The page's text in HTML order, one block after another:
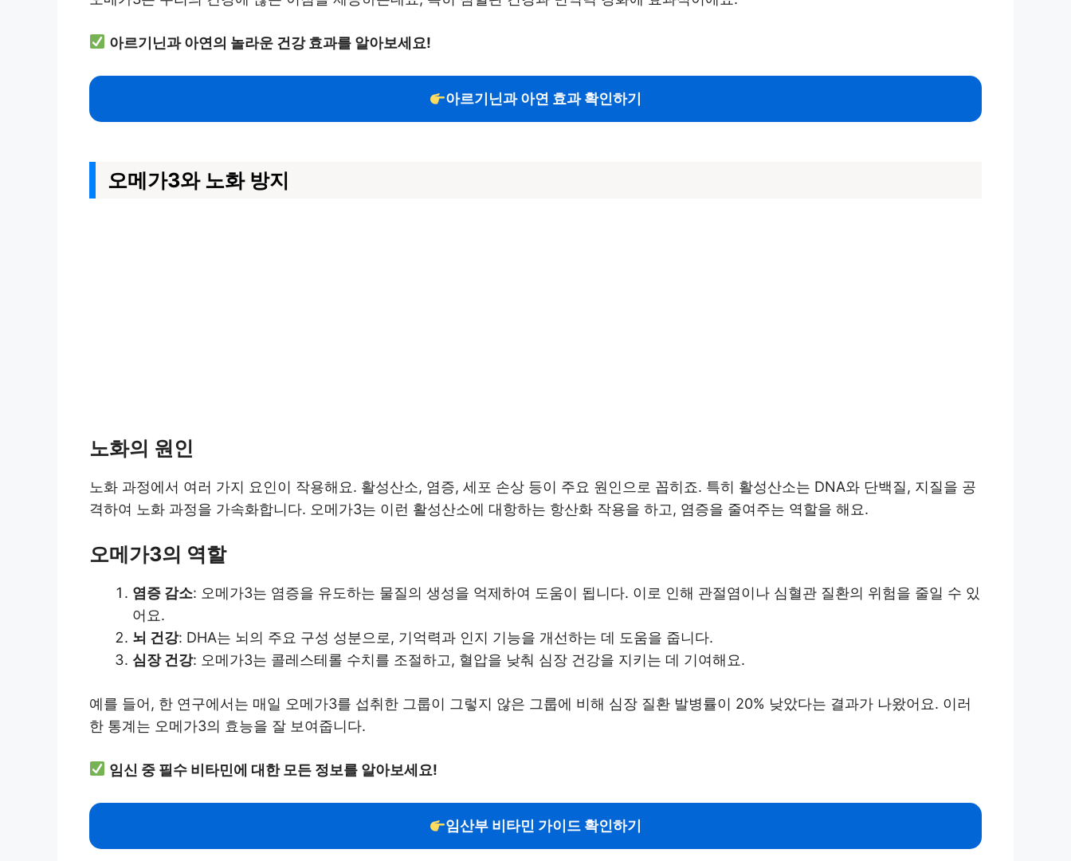
아르기닌과 아연의 놀라운 건강 효과를 알아보세요!
아르기닌과 아연 효과 확인하기
오메가3와 노화 방지
노화의 원인
노화 과정에서 여러 가지 요인이 작용해요. 활성산소, 염증, 세포 손상 등이 주요 원인으로 꼽히죠. 특히 활성산소는 DNA와 단백질, 지질을 공
격하여 노화 과정을 가속화합니다. 오메가3는 이런 활성산소에 대항하는 항산화 작용을 하고, 염증을 줄여주는 역할을 해요.
오메가3의 역할
염증 감소: 오메가3는 염증을 유도하는 물질의 생성을 억제하여 도움이 됩니다. 이로 인해 관절염이나 심혈관 질환의 위험을 줄일 수 있
어요.
뇌 건강: DHA는 뇌의 주요 구성 성분으로, 기억력과 인지 기능을 개선하는 데 도움을 줍니다.
심장 건강: 오메가3는 콜레스테롤 수치를 조절하고, 혈압을 낮춰 심장 건강을 지키는 데 기여해요.
예를 들어, 한 연구에서는 매일 오메가3를 섭취한 그룹이 그렇지 않은 그룹에 비해 심장 질환 발병률이 20% 낮았다는 결과가 나왔어요. 이러
한 통계는 오메가3의 효능을 잘 보여줍니다.
임신 중 필수 비타민에 대한 모든 정보를 알아보세요!
임산부 비타민 가이드 확인하기